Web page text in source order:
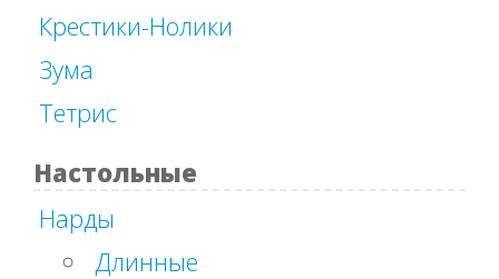
Крестики-Нолики
Зума
Тетрис
Настольные
Нарды
Длинные